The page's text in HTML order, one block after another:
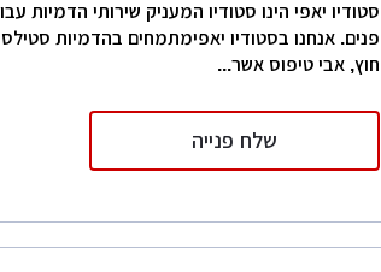
סטודיו יאפי הינו סטודיו המעניק שירותי הדמיות
פנים. אנחנו בסטודיו יאפימתמחים בהדמיות סטילס
חוץ, אבי טיפוס אשר...
שלח פנייה